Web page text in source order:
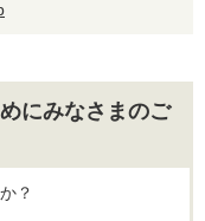
にみなさまのご
？